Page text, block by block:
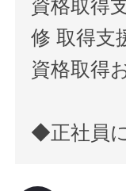
資格取得
修 取得支
資格取得
◆正社員